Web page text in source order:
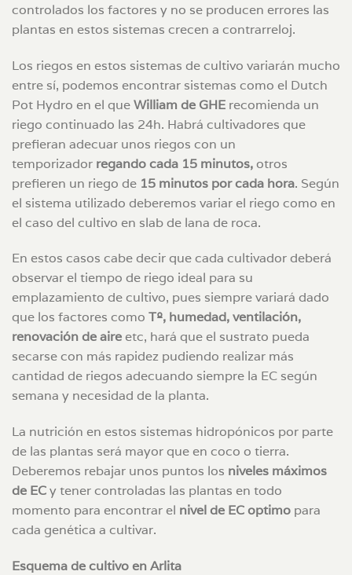
controlados los factores y no se producen errores las
plantas en estos sistemas crecen a contrarreloj.
Los riegos en estos sistemas de cultivo variarán mucho
entre sí, podemos encontrar sistemas como el Dutch
Pot Hydro en el queWilliam de GHE recomienda un
riego continuado las 24h. Habrá cultivadores que
prefieran adecuar unos riegos con un
temporizador regando cada 15 minutos,otros
prefieren un riego de 15 minutos por cada hora. Según
el sistema utilizado deberemos variar el riego como en
el caso del cultivo en slab de lana de roca.
En estos casos cabe decir que cada cultivador deberá
observar el tiempo de riego ideal para su
emplazamiento de cultivo, pues siempre variará dado
que los factores como Tº, humedad, ventilación,
renovación de aire etc, hará que el sustrato pueda
secarse con más rapidez pudiendo realizar más
cantidad de riegos adecuando siempre la EC según
semana y necesidad de la planta.
La nutrición en estos sistemas hidropónicos por parte
de las plantas será mayor que en coco o tierra.
Deberemos rebajar unos puntos los niveles máximos
de ECy tener controladas las plantas en todo
momento para encontrar el nivel de EC optimo para
cada genética a cultivar.
Esquema de cultivo en Arlita